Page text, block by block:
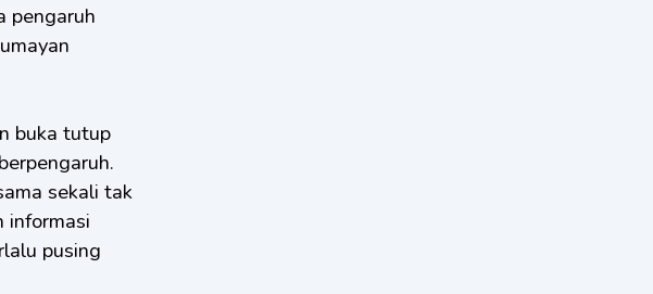
pengaruh
buka tutup
sekali tak
informasi
pusing